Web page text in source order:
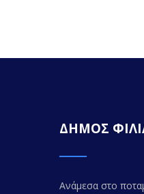
ΔΗΜΟΣ
Ανάμεσα στο